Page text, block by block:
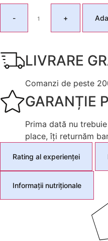
- +
LIVRARE
Comanzi de peste
GARANȚIE
Prima dată nu
place, îți returnăm
Rating al experienței
Informații nutriționale